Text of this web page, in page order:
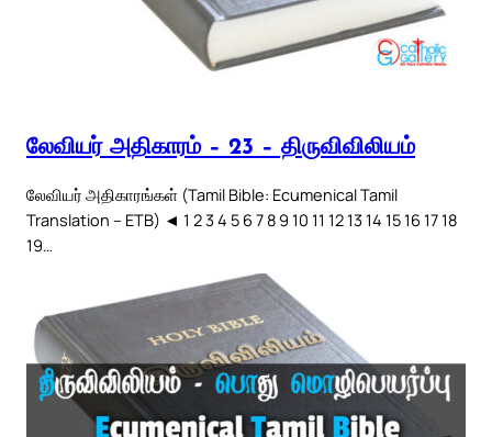
லேவியர் அதிகாரம் – 23 – திருவிவிலியம்
லேவியர் அதிகாரங்கள் (Tamil Bible: Ecumenical Tamil
Translation – ETB) ◄ 1 2 3 4 5 6 7 8 9 10 11 12 13 14 15 16 17 18
19…